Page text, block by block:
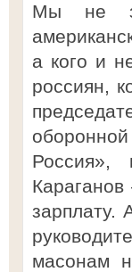
Мы не
а кого и
россиян,
Россия»,
зарплату.
масонам